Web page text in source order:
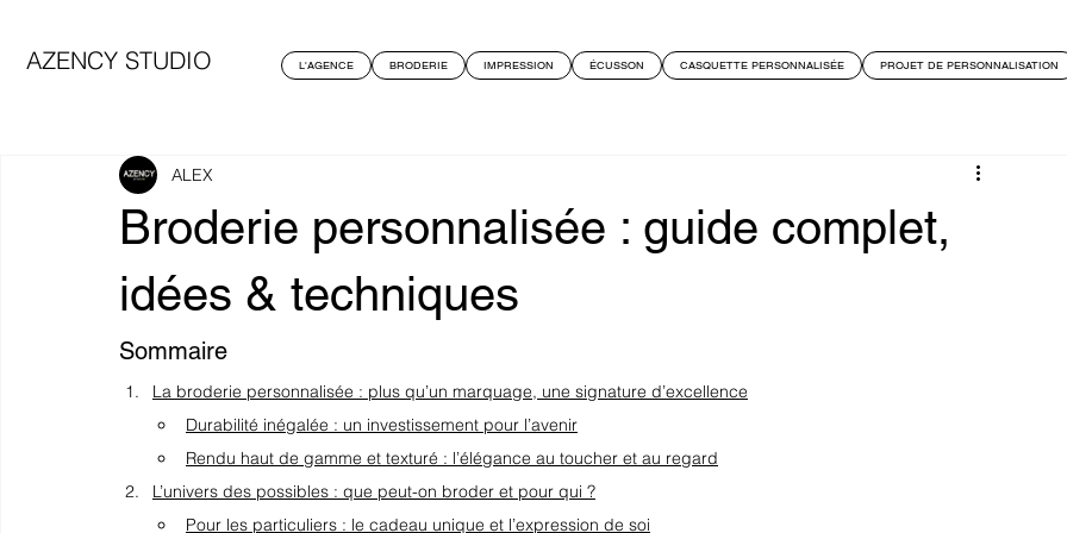
AZENCY STUDIO L'AGENCE BRODERIE IMPRESSION ÉCUSSON CASQUETTE PERSONNALISÉE PROJET DE PERSONNALISATION
Broderie personnalisée : guide complet,
idées & techniques
ALEX
Sommaire
La broderie personnalisée : plus qu’un marquage, une signature d’excellence
Durabilité inégalée : un investissement pour l’avenir
Rendu haut de gamme et texturé : l’élégance au toucher et au regard
L’univers des possibles : que peut-on broder et pour qui ?
Pour les particuliers : le cadeau unique et l’expression de soi